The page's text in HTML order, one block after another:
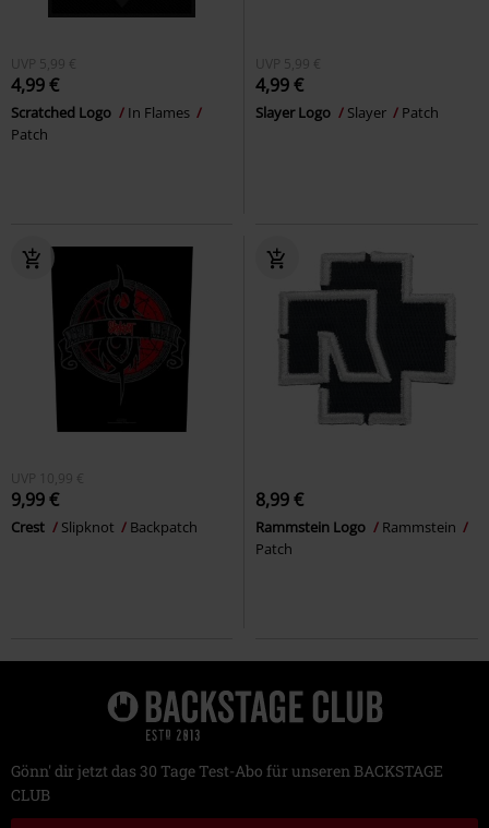
UVP 5,99 €
4,99 €
Scratched Logo
In Flames
Patch
UVP 5,99 €
4,99 €
Slayer Logo Slayer Patch
UVP 10,99 €
9,99 €
Crest Slipknot Backpatch
8,99 €
Rammstein Logo
Rammstein
Patch
Gönn' dir jetzt das 30 Tage Test-Abo für unseren BACKSTAGE
CLUB